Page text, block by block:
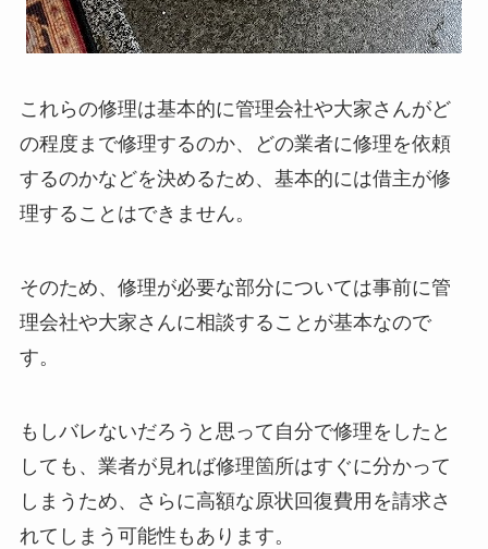
これらの修理は基本的に管理会社や大家さんがど
の程度まで修理するのか、どの業者に修理を依頼
するのかなどを決めるため、基本的には借主が修
理することはできません。
そのため、修理が必要な部分については事前に管
理会社や大家さんに相談することが基本なので
す。
もしバレないだろうと思って自分で修理をしたと
しても、業者が見れば修理箇所はすぐに分かって
しまうため、さらに高額な原状回復費用を請求さ
れてしまう可能性もあります。